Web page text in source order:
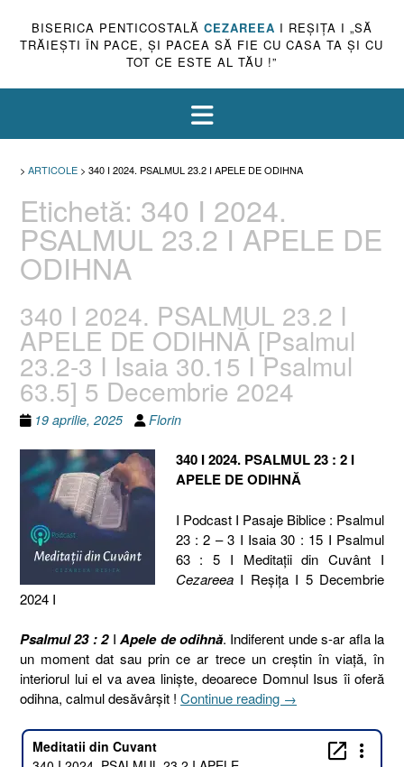
BISERICA PENTICOSTALĂ CEZAREEA I REŞIŢA I „SĂ
TRĂIEŞTI ÎN PACE, ŞI PACEA SĂ FIE CU CASA TA ŞI CU
TOT CE ESTE AL TĂU !”
> ARTICOLE > 340 I 2024. PSALMUL 23.2 I APELE DE ODIHNA
Etichetă: 340 I 2024.
PSALMUL 23.2 I APELE DE
ODIHNA
340 I 2024. PSALMUL 23.2 I
APELE DE ODIHNĂ [Psalmul
23.2-3 I Isaia 30.15 I Psalmul
63.5] 5 Decembrie 2024
19 aprilie, 2025 Florin
340 I 2024. PSALMUL 23 : 2 I
APELE DE ODIHNĂ
I Podcast I Pasaje Biblice : Psalmul
23 : 2 – 3 I Isaia 30 : 15 I Psalmul
63 : 5 I Meditaţii din Cuvânt I
CezareeaI Reşiţa I 5 Decembrie
2024 I
Psalmul 23 : 2IApele de odihnă. Indiferent unde s-ar afla la
un moment dat sau prin ce ar trece un creștin în viață, în
interiorul lui el va avea liniște, deoarece Domnul Isus îi oferă
odihna, calmul desăvârșit ! Continue reading „340
2024.
PSALMUL
→